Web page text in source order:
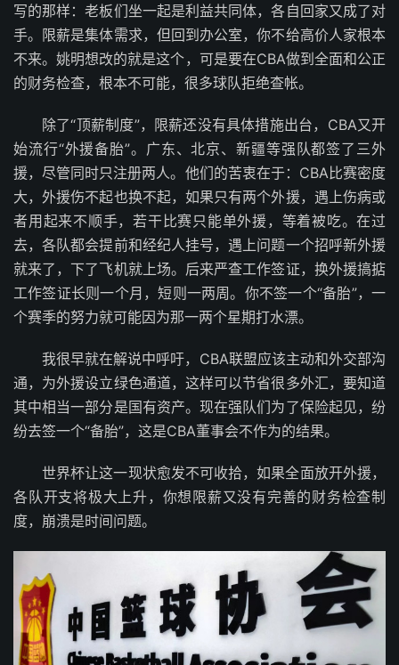
写的那样：老板们坐一起是利益共同体，各自回家又成了对
手。限薪是集体需求，但回到办公室，你不给高价人家根本
不来。姚明想改的就是这个，可是要在CBA做到全面和公正
的财务检查，根本不可能，很多球队拒绝查帐。
除了“顶薪制度”，限薪还没有具体措施出台，CBA又开
始流行“外援备胎”。广东、北京、新疆等强队都签了三外
援，尽管同时只注册两人。他们的苦衷在于：CBA比赛密度
大，外援伤不起也换不起，如果只有两个外援，遇上伤病或
者用起来不顺手，若干比赛只能单外援，等着被吃。在过
去，各队都会提前和经纪人挂号，遇上问题一个招呼新外援
就来了，下了飞机就上场。后来严查工作签证，换外援搞掂
工作签证长则一个月，短则一两周。你不签一个“备胎”，一
个赛季的努力就可能因为那一两个星期打水漂。
我很早就在解说中呼吁，CBA联盟应该主动和外交部沟
通，为外援设立绿色通道，这样可以节省很多外汇，要知道
其中相当一部分是国有资产。现在强队们为了保险起见，纷
纷去签一个“备胎”，这是CBA董事会不作为的结果。
世界杯让这一现状愈发不可收拾，如果全面放开外援，
各队开支将极大上升，你想限薪又没有完善的财务检查制
度，崩溃是时间问题。